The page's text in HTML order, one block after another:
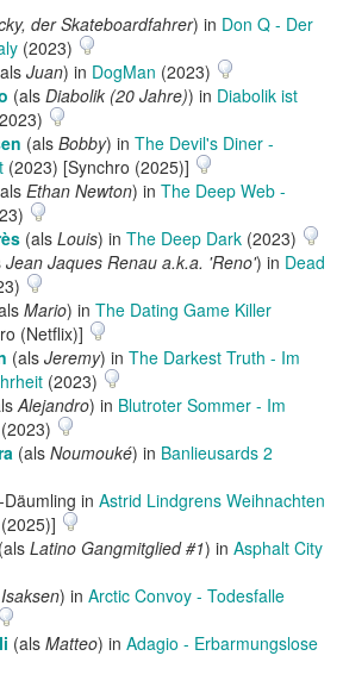
der Skateboardfahrer) in Don Q - Der
(2023)
Juan) in DogMan (2023)
(als Diabolik (20 Jahre)) in Diabolik ist
(als Bobby) in The Devil's Diner -
(2023) [Synchro (2025)]
Ethan Newton) in The Deep Web -
(als Louis) in The Deep Dark (2023)
Jean Jaques Renau a.k.a. 'Reno') in Dead
Mario) in The Dating Game Killer
(Netflix)]
(als Jeremy) in The Darkest Truth - Im
(2023)
Alejandro) in Blutroter Sommer - Im
(2023)
(als Noumouké) in Banlieusards 2
in Astrid Lindgrens Weihnachten
(als Latino Gangmitglied #1) in Asphalt City
Isaksen) in Arctic Convoy - Todesfalle
(als Matteo) in Adagio - Erbarmungslose